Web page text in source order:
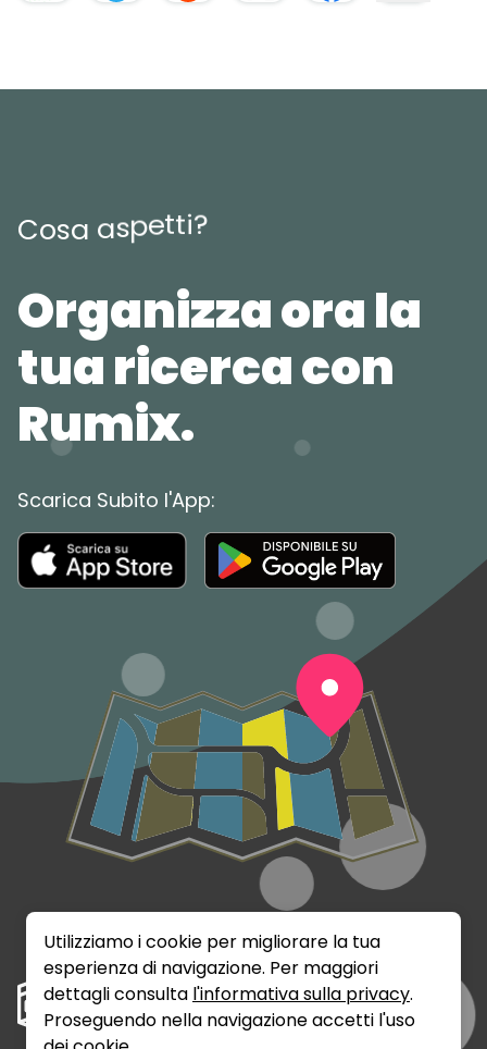
Cosa aspetti?
Organizza ora la
tua ricerca con
Rumix.
Scarica Subito l'App:
Utilizziamo i cookie per migliorare la tua
esperienza di navigazione. Per maggiori
dettagli consulta l'informativa sulla privacy.
Proseguendo nella navigazione accetti l'uso